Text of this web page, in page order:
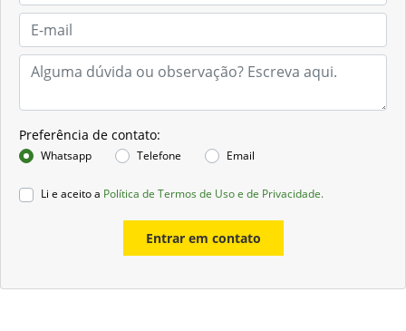
Preferência de contato:
Whatsapp Telefone Email
Li e aceito a Política de Termos de Uso e de Privacidade.
Entrar em contato